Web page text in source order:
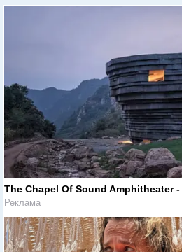
The Chapel Of Sound Amphitheater
Реклама